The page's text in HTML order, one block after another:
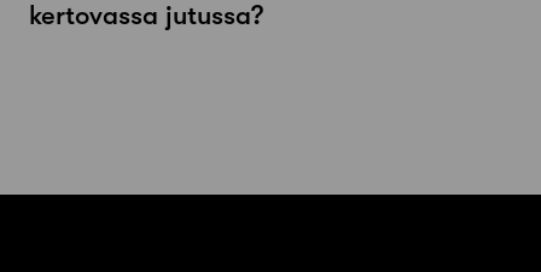
kertovassa jutussa?